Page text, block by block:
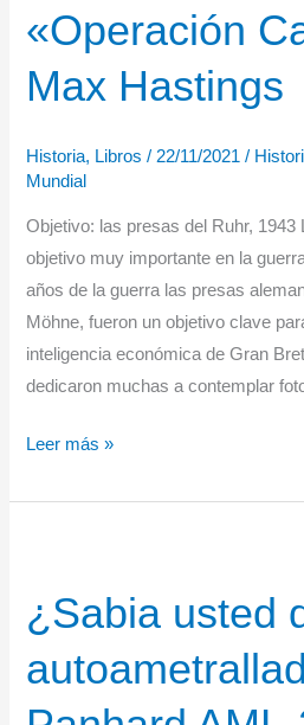
«Operación
Max Hastings
Historia, Libros / 22/11/2021/
Mundial
Objetivo: las presas del Ruhr, 1943
objetivo muy importante en la
años de la guerra las presas
Möhne, fueron un objetivo clave
inteligencia económica de Gran
dedicaron muchas a contemplar
«Operación
de
Leer más »
¿Sabia usted